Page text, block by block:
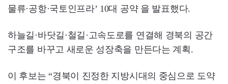
물류·공항·국토인프라’ 10대 공약 을 발표했다.
하늘길·바닷길·철길·고속도로를 연결해 경북의 공간
구조를 바꾸고 새로운 성장축을 만든다는 계획.
이 후보는 “경북이 진정한 지방시대의 중심으로 도약